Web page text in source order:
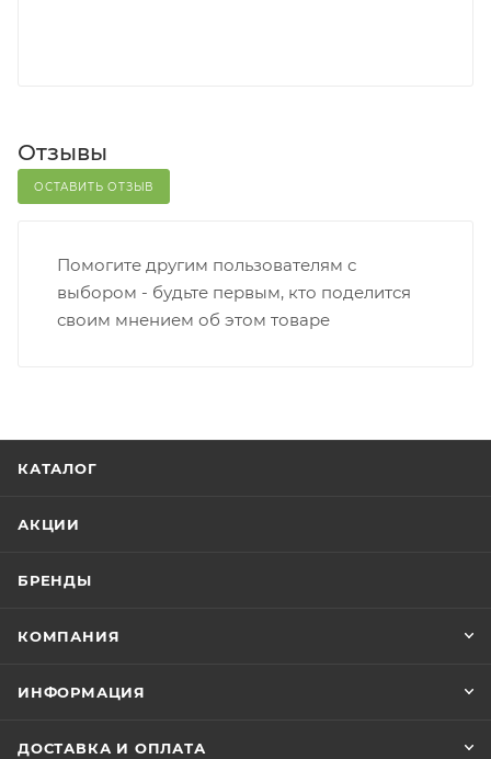
Отзывы
ОСТАВИТЬ ОТЗЫВ
Помогите другим пользователям с
выбором - будьте первым, кто поделится
своим мнением об этом товаре
КАТАЛОГ
АКЦИИ
БРЕНДЫ
КОМПАНИЯ
ИНФОРМАЦИЯ
ДОСТАВКА И ОПЛАТА